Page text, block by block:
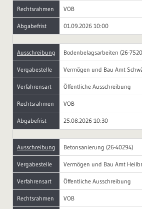
Rechtsrahmen VOB
Abgabefrist 01.09.2026 10:00
Ausschreibung Bodenbelagsarbeiten (26-
Vergabestelle Vermögen und Bau Amt
Verfahrensart Öffentliche Ausschreibung
Rechtsrahmen VOB
Abgabefrist 25.08.2026 10:30
Ausschreibung Betonsanierung (26-40294)
Vergabestelle Vermögen und Bau Amt
Verfahrensart Öffentliche Ausschreibung
Rechtsrahmen VOB